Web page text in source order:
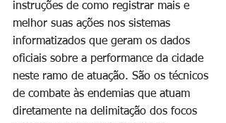
instruções de como registrar mais e
melhor suas ações nos sistemas
informatizados que geram os dados
oficiais sobre a performance da cidade
neste ramo de atuação. São os técnicos
de combate às endemias que atuam
diretamente na delimitação dos focos